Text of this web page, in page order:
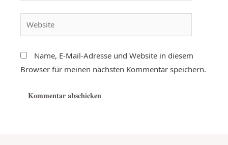
Name, E-Mail-Adresse und Website in diesem
Browser für meinen nächsten Kommentar speichern.